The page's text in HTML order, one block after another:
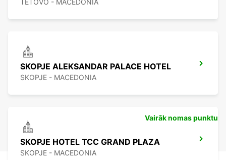
TETOVO - MACEDONIA
SKOPJE ALEKSANDAR PALACE HOTEL
SKOPJE - MACEDONIA
SKOPJE HOTEL TCC GRAND PLAZA
SKOPJE - MACEDONIA
Vairāk nomas punktu